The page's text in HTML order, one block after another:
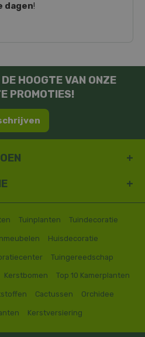
dagen!
HOOGTE VAN ONZE
PROMOTIES!
Tuinplanten Tuindecoratie
Huisdecoratie
Tuingereedschap
Kerstbomen Top 10 Kamerplanten
Cactussen Orchidee
Kerstversiering